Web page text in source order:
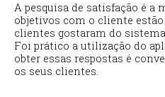
A pesquisa de satisfação é a
objetivos com o cliente
clientes gostaram do
Foi prático a utilização do
obter essas respostas é
os seus clientes.